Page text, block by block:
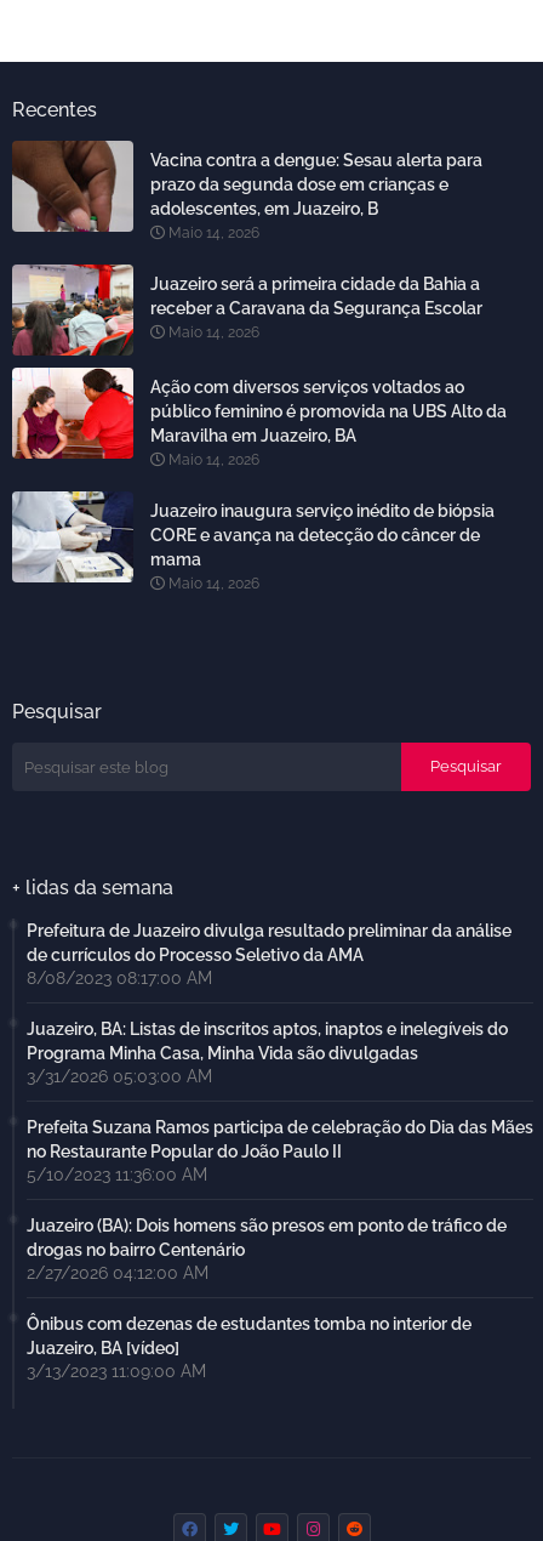
Recentes
Vacina contra a dengue: Sesau alerta para
prazo da segunda dose em crianças e
adolescentes, em Juazeiro, B
Maio 14, 2026
Juazeiro será a primeira cidade da Bahia a
receber a Caravana da Segurança Escolar
Maio 14, 2026
Ação com diversos serviços voltados ao
público feminino é promovida na UBS Alto da
Maravilha em Juazeiro, BA
Maio 14, 2026
Juazeiro inaugura serviço inédito de biópsia
CORE e avança na detecção do câncer de
mama
Maio 14, 2026
Pesquisar
+ lidas da semana
Prefeitura de Juazeiro divulga resultado preliminar da análise
de currículos do Processo Seletivo da AMA
8/08/2023 08:17:00 AM
Juazeiro, BA: Listas de inscritos aptos, inaptos e inelegíveis do
Programa Minha Casa, Minha Vida são divulgadas
3/31/2026 05:03:00 AM
Prefeita Suzana Ramos participa de celebração do Dia das Mães
no Restaurante Popular do João Paulo II
5/10/2023 11:36:00 AM
Juazeiro (BA): Dois homens são presos em ponto de tráfico de
drogas no bairro Centenário
2/27/2026 04:12:00 AM
Ônibus com dezenas de estudantes tomba no interior de
Juazeiro, BA [vídeo]
3/13/2023 11:09:00 AM